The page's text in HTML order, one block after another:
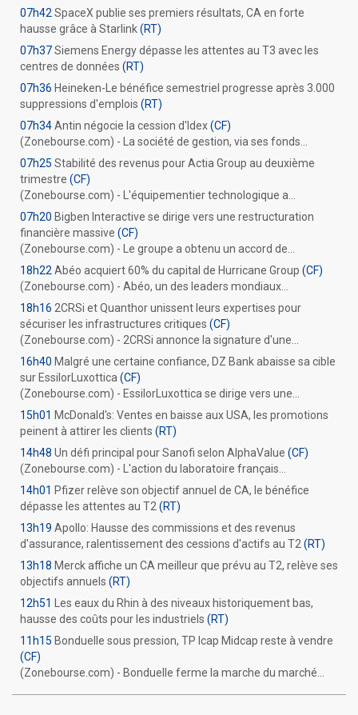
07h42 SpaceX publie ses premiers résultats, CA en forte
hausse grâce à Starlink(RT)
07h37Siemens Energy dépasse les attentes au T3 avec les
centres de données (RT)
07h36 Heineken-Le bénéfice semestriel progresse après 3.000
suppressions d'emplois (RT)
07h34Antin négocie la cession d'Idex(CF)
(Zonebourse.com) - La société de gestion, via ses fonds...
07h25 Stabilité des revenus pour Actia Group au deuxième
trimestre (CF)
(Zonebourse.com) - L'équipementier technologique a...
07h20 Bigben Interactive se dirige vers une restructuration
financière massive (CF)
(Zonebourse.com) - Le groupe a obtenu un accord de...
18h22 Abéo acquiert 60% du capital de Hurricane Group (CF)
(Zonebourse.com) - Abéo, un des leaders mondiaux...
18h16 2CRSi et Quanthor unissent leurs expertises pour
sécuriser les infrastructures critiques (CF)
(Zonebourse.com) - 2CRSi annonce la signature d'une...
16h40 Malgré une certaine confiance, DZ Bank abaisse sa cible
sur EssilorLuxottica (CF)
(Zonebourse.com) - EssilorLuxottica se dirige vers une...
15h01 McDonald's: Ventes en baisse aux USA, les promotions
peinent à attirer les clients (RT)
14h48 Un défi principal pour Sanofi selon AlphaValue (CF)
(Zonebourse.com) - L'action du laboratoire français...
14h01 Pfizer relève son objectif annuel de CA, le bénéfice
dépasse les attentes au T2 (RT)
13h19 Apollo: Hausse des commissions et des revenus
d'assurance, ralentissement des cessions d'actifs au T2 (RT)
13h18 Merck affiche un CA meilleur que prévu au T2, relève ses
objectifs annuels (RT)
12h51
Les eaux du Rhin à des niveaux historiquement bas,
hausse des coûts pour les industriels (RT)
11h15 Bonduelle sous pression, TP Icap Midcap reste à vendre
(CF)
(Zonebourse.com) - Bonduelle ferme la marche du marché...